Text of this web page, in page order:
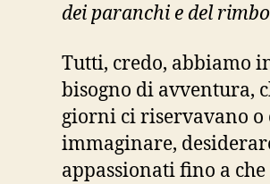
dei paranchi e del
Tutti, credo, abbiamo
bisogno di avventura,
giorni ci riservavano o
immaginare,
appassionati fino a